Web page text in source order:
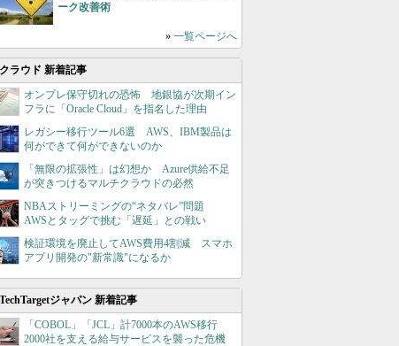
ーク改善術
» 一覧ページへ
クラウド 新着記事
オンプレ保守切れの恐怖 地銀協が次期イン
フラに「Oracle Cloud」を指名した理由
レガシー移行ツール6選 AWS、IBM製品は
何ができて何ができないのか
「無限の拡張性」は幻想か Azure供給不足
が突きつけるマルチクラウドの必然
NBAストリーミングの“ネタバレ”問題
AWSとタッグで挑む「遅延」との戦い
検証環境を廃止してAWS費用4割減 スマホ
アプリ開発の"新常識"になるか
TechTargetジャパン 新着記事
「COBOL」「JCL」計7000本のAWS移行
2000社を支える給与サービスを襲った危機